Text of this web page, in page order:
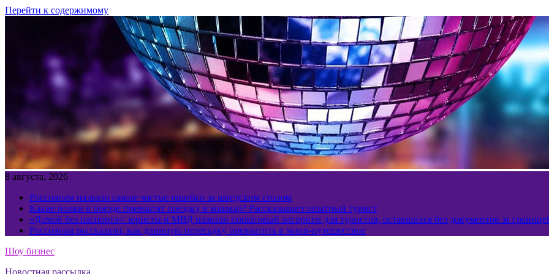
Перейти к содержимому
8 августа, 2026
Россиянам назвали самые частые ошибки за шведским столом
Какие полки в поезде превратят поездку в кошмар? Рассказывает опытный турист
«Домой без паспорта»: юристы и МВД назвали пошаговый алгоритм для туристов, оставшихся без документов за
Россиянам рассказали, как длинную пересадку превратить в мини-путешествие
Шоу бизнес
Новостная рассылка